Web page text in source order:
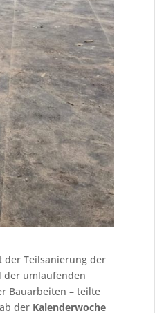
der Teilsanierung der
der umlaufenden
Bauarbeiten – teilte
der Kalenderwoche